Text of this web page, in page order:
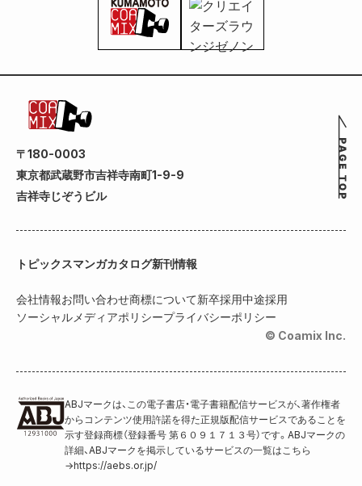
〒180-0003
東京都武蔵野市吉祥寺南町1-9-9
吉祥寺じぞうビル
トピックスマンガカタログ新刊情報
会社情報お問い合わせ商標について新卒採用中途採用
ソーシャルメディアポリシープライバシーポリシー
© Coamix Inc.
ABJマークは、この電子書店・電子書籍配信サービスが、著作権者
からコンテンツ使用許諾を得た正規版配信サービスであることを
示す登録商標（登録番号 第６０９１７１３号）です。ABJマークの
詳細、ABJマークを掲示しているサービスの一覧はこちら
→https://aebs.or.jp/